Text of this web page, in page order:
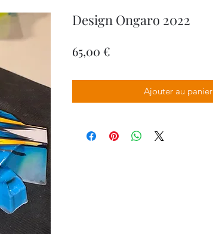
Design Ongaro 2022
65,00 €
Ajouter au panier